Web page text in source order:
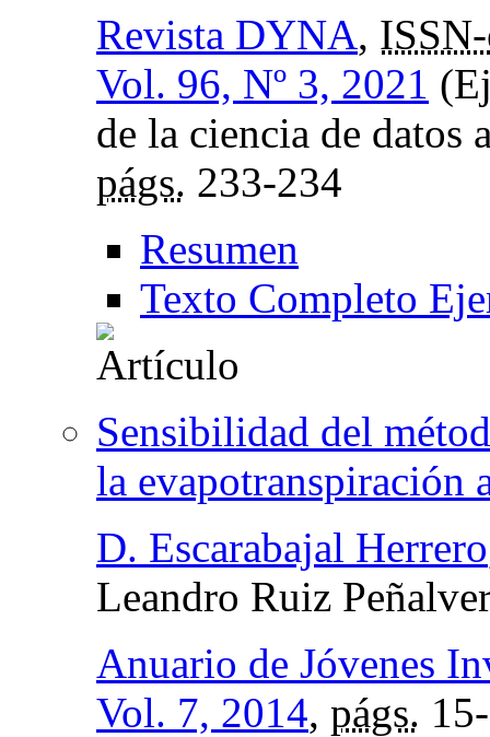
Revista DYNA,
Vol. 96, Nº 3, 2021
de la ciencia de datos
págs. 233-234
Resumen
Texto Completo
Sensibilidad del
la evapotranspiración
D. Escarabajal Herrero
Leandro Ruiz
Anuario de Jóvenes
Vol. 7, 2014, págs.